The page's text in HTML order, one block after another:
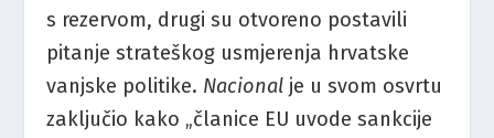
s rezervom, drugi su otvoreno postavili
pitanje strateškog usmjerenja hrvatske
vanjske politike. Nacional je u svom osvrtu
zaključio kako „članice EU uvode sankcije